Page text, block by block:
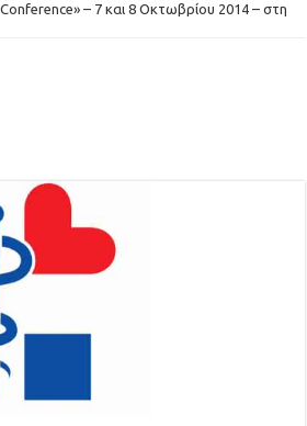
– 7 και 8 Οκτωβρίου 2014 – στη